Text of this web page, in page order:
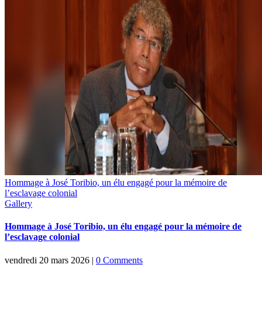
Hommage à José Toribio, un élu engagé pour la mémoire de
l’esclavage colonial
Gallery
Hommage à José Toribio, un élu engagé pour la mémoire de
l’esclavage colonial
vendredi 20 mars 2026 | 0 Comments